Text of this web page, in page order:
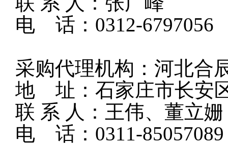
电 话：0312-6797056
采购代理机构：河北合
地 址：石家庄市长安
联 系 人：王伟、董立姗
电 话：0311-85057089